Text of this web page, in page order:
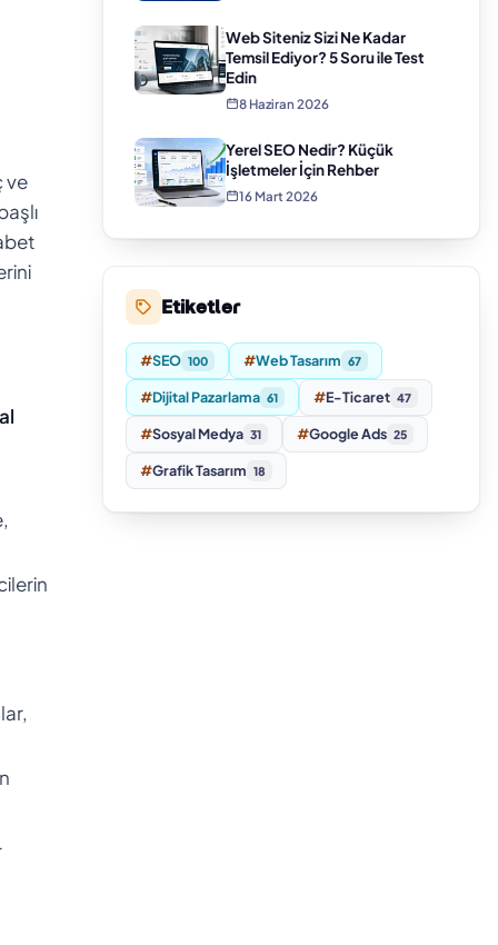
ve
Web Siteniz Sizi Ne Kadar
Temsil Ediyor? 5 Soru ile Test
Edin
8 Haziran 2026
Yerel SEO Nedir? Küçük
İşletmeler İçin Rehber
16 Mart 2026
Etiketler
#SEO 100 #Web Tasarım 67
#Dijital Pazarlama 61 #E-Ticaret 47
#Sosyal Medya 31 #Google Ads 25
#Grafik Tasarım 18